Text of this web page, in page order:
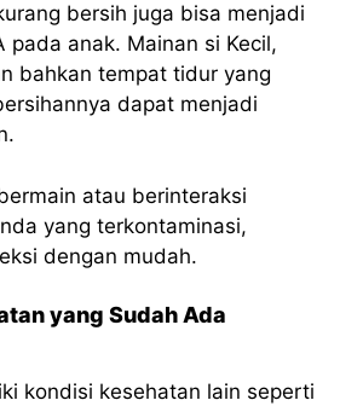
bersih juga bisa menjadi
pada anak. Mainan si Kecil,
bahkan tempat tidur yang
dapat menjadi
atau berinteraksi
yang terkontaminasi,
dengan mudah.
yang Sudah Ada
kondisi kesehatan lain seperti